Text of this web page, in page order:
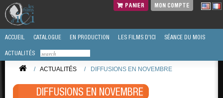
PANIER MON COMPTE
ACCUEIL CATALOGUE EN PRODUCTION LES FILMS D'ICI SÉANCE DU MOIS
ACTUALITÉS
/ ACTUALITÉS / DIFFUSIONS EN NOVEMBRE
DIFFUSIONS EN NOVEMBRE